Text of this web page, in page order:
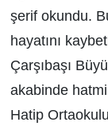
şerif okundu.
hayatını
Çarşıbaşı
akabinde
Hatip